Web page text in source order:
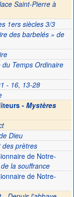
Saint-Pierre à
1ers siècles 3/3
des barbelés » de
Temps Ordinaire
- 16, 13-28
- Mystères
Dieu
des prètres
de Notre-
la souffrance
de Notre-